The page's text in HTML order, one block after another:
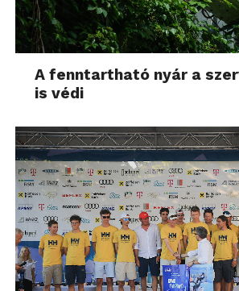
A fenntartható nyár a
is védi